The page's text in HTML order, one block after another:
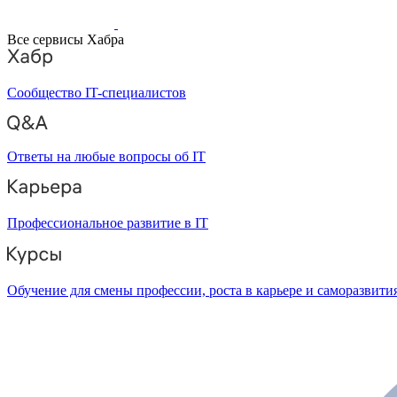
Все сервисы Хабра
Сообщество IT-специалистов
Ответы на любые вопросы об IT
Профессиональное развитие в IT
Обучение для смены профессии, роста в карьере и